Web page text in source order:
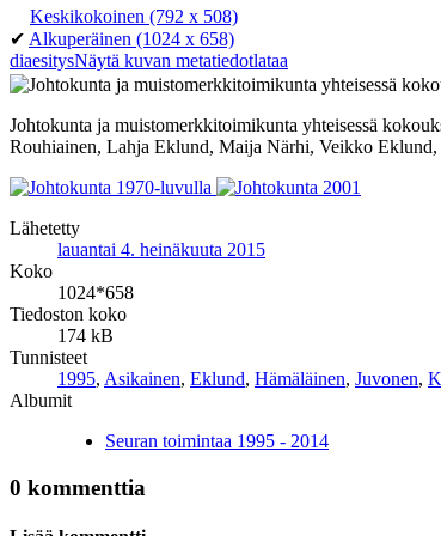
Keskikokoinen (792 x 508)
✔ Alkuperäinen (1024 x 658)
diaesitysNäytä kuvan metatiedotlataa
Johtokunta ja muistomerkkitoimikunta yhteisessä
Rouhiainen, Lahja Eklund, Maija Närhi, Veikko
Lähetetty
lauantai 4. heinäkuuta 2015
Koko
1024*658
Tiedoston koko
174 kB
Tunnisteet
1995, Asikainen, Eklund, Hämäläinen, Juvonen,
Albumit
Seuran toimintaa 1995 - 2014
0 kommenttia